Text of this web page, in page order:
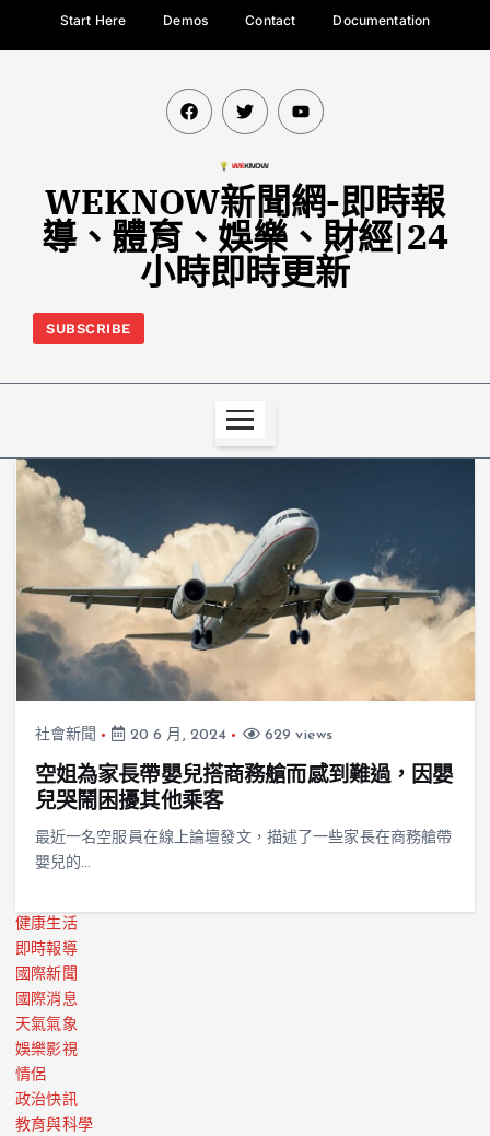
Start Here Demos Contact Documentation
WEKNOW新聞網-即時報
導、體育、娛樂、財經|24
小時即時更新
SUBSCRIBE
社會新聞 20 6 月, 2024 629 views
空姐為家長帶嬰兒搭商務艙而感到難過，因嬰
兒哭鬧困擾其他乘客
最近一名空服員在線上論壇發文，描述了一些家長在商務艙帶
嬰兒的…
健康生活
即時報導
國際新聞
國際消息
天氣氣象
娛樂影視
情侶
政治快訊
教育與科學